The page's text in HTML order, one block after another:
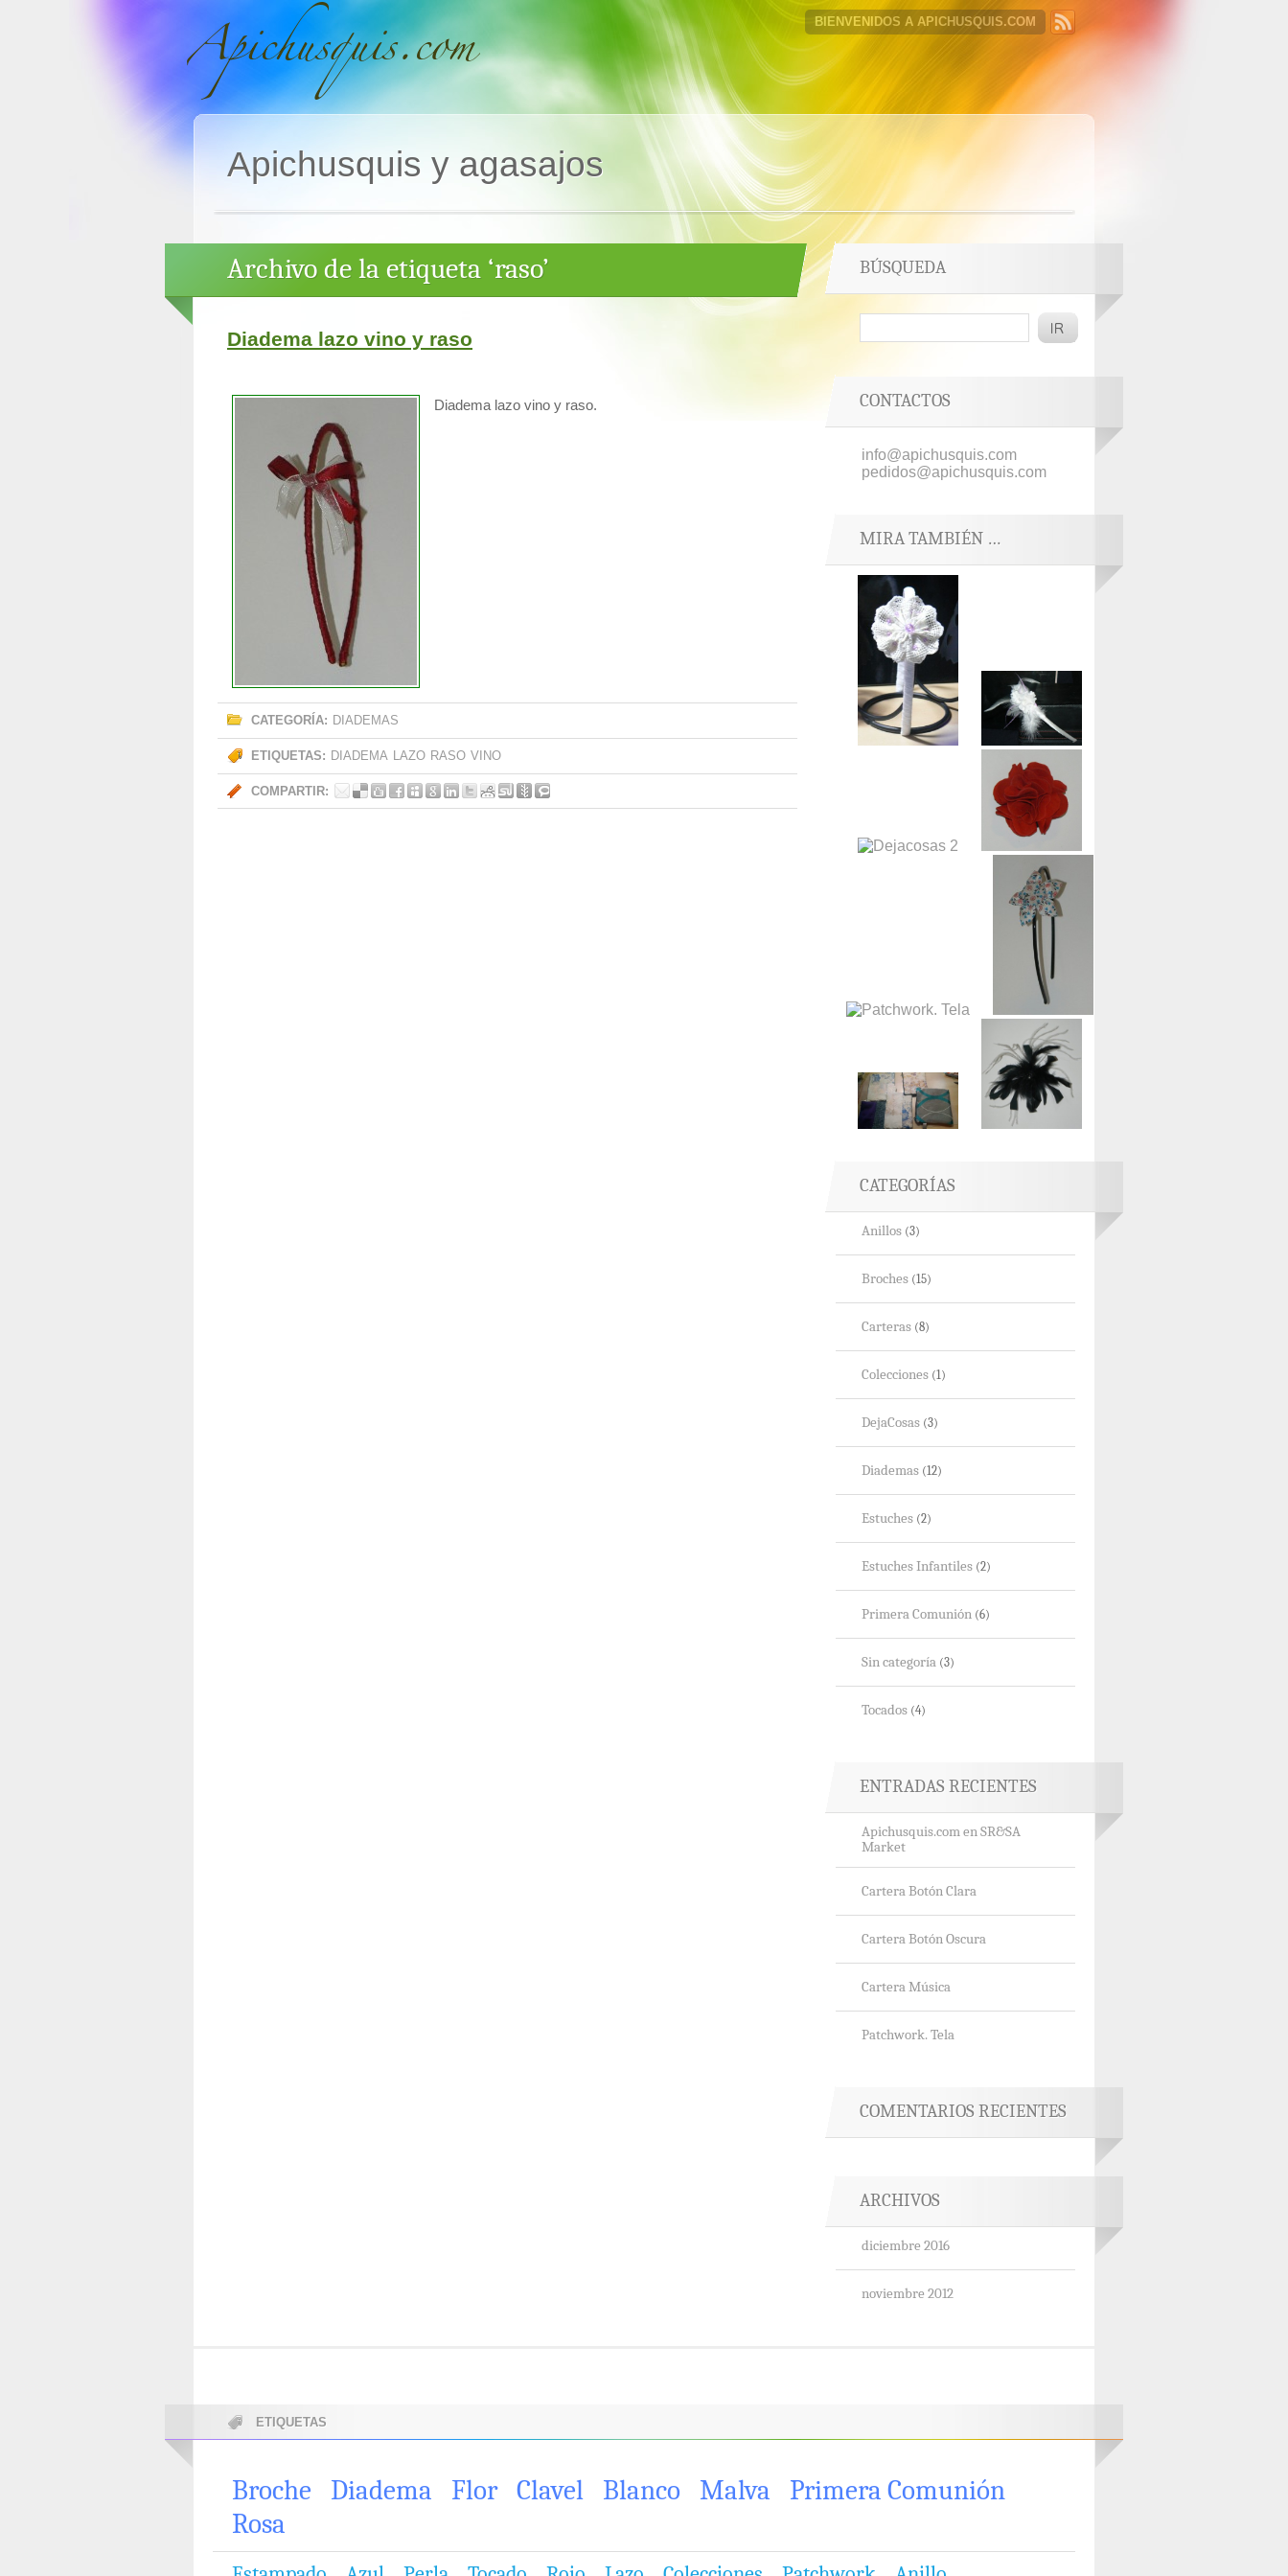
BIENVENIDOS A APICHUSQUIS.COM
Apichusquis y agasajos
Archivo de la etiqueta ‘raso’
Diadema lazo vino y raso
Diadema lazo vino y raso.
CATEGORÍA: DIADEMAS
ETIQUETAS: DIADEMA LAZO RASO VINO
COMPARTIR:
BÚSQUEDA
CONTACTOS
info@apichusquis.com
pedidos@apichusquis.com
MIRA TAMBIÉN …
CATEGORÍAS
Anillos (3)
Broches (15)
Carteras (8)
Colecciones (1)
DejaCosas (3)
Diademas (12)
Estuches (2)
Estuches Infantiles (2)
Primera Comunión (6)
Sin categoría (3)
Tocados (4)
ENTRADAS RECIENTES
Apichusquis.com en SR&SA
Market
Cartera Botón Clara
Cartera Botón Oscura
Cartera Música
Patchwork. Tela
COMENTARIOS RECIENTES
ARCHIVOS
diciembre 2016
noviembre 2012
ETIQUETAS
Broche Diadema Flor Clavel Blanco Malva
Primera Comunión
Rosa